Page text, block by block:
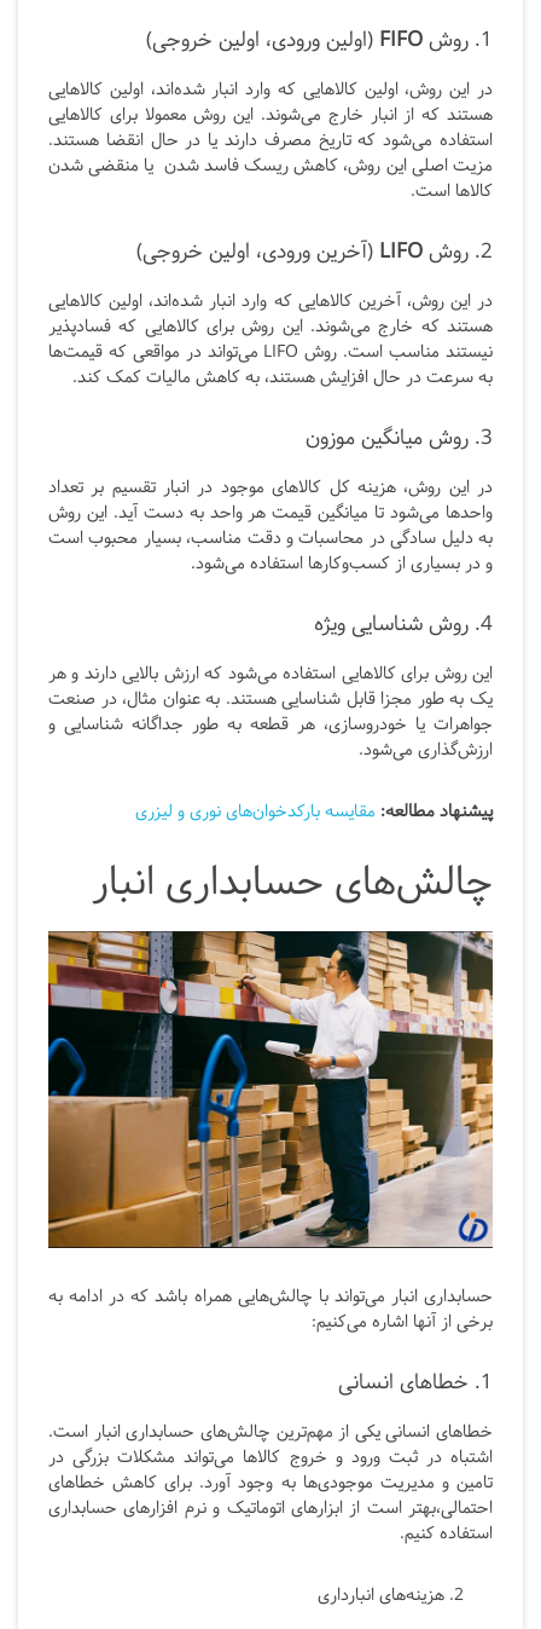
1. روش FIFO (اولین ورودی، اولین خروجی)
در این روش، اولین کالاهایی که وارد انبار شده‌اند، اولین کالاهایی
هستند که از انبار خارج می‌شوند. این روش معمولا برای کالاهایی
استفاده می‌شود که تاریخ مصرف دارند یا در حال انقضا هستند.
مزیت اصلی این روش، کاهش ریسک فاسد شدن یا منقضی شدن
کالاها است.
2. روش LIFO (آخرین ورودی، اولین خروجی)
در این روش، آخرین کالاهایی که وارد انبار شده‌اند، اولین کالاهایی
هستند که خارج می‌شوند. این روش برای کالاهایی که فسادپذیر
نیستند مناسب است. روش LIFO می‌تواند در مواقعی که قیمت‌ها
به سرعت در حال افزایش هستند، به کاهش مالیات کمک کند.
3. روش میانگین موزون
در این روش، هزینه کل کالاهای موجود در انبار تقسیم بر تعداد
واحدها می‌شود تا میانگین قیمت هر واحد به دست آید. این روش
به دلیل سادگی در محاسبات و دقت مناسب، بسیار محبوب است
و در بسیاری از کسب‌وکارها استفاده می‌شود.
4. روش شناسایی ویژه
این روش برای کالاهایی استفاده می‌شود که ارزش بالایی دارند و هر
یک به طور مجزا قابل شناسایی هستند. به عنوان مثال، در صنعت
جواهرات یا خودروسازی، هر قطعه به طور جداگانه شناسایی و
ارزش‌گذاری می‌شود.
پیشنهاد مطالعه: مقایسه بارکدخوان‌های نوری و لیزری
چالش‌های حسابداری انبار
حسابداری انبار می‌تواند با چالش‌هایی همراه باشد که در ادامه به
برخی از آنها اشاره می‌کنیم:
1. خطاهای انسانی
خطاهای انسانی یکی از مهم‌ترین چالش‌های حسابداری انبار است.
اشتباه در ثبت ورود و خروج کالاها می‌تواند مشکلات بزرگی در
تامین و مدیریت موجودی‌ها به وجود آورد. برای کاهش خطاهای
احتمالی،بهتر است از ابزارهای اتوماتیک و نرم افزارهای حسابداری
استفاده کنیم.
هزینه‌های انبارداری